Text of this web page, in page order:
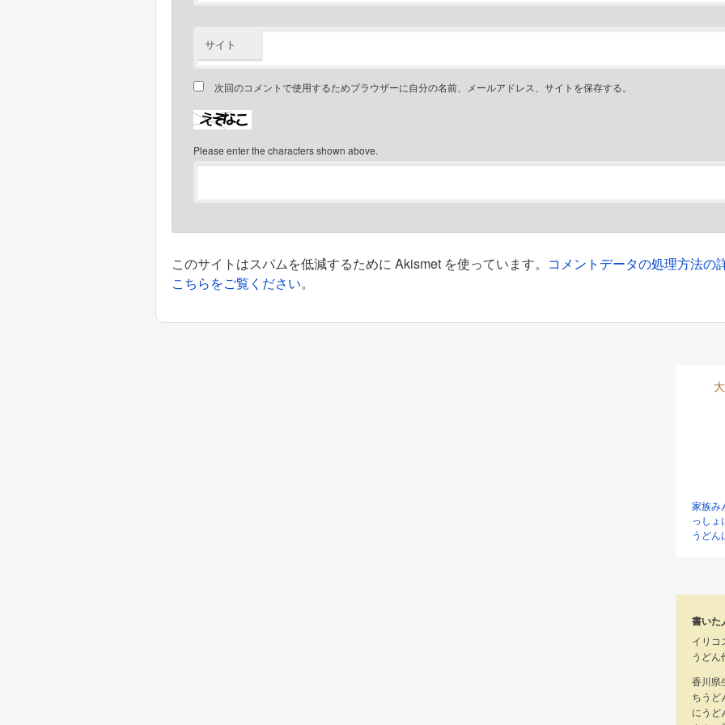
サイト
次回のコメントで使用するためブラウザーに自分の名前、メールアドレス、サイトを保存する。
Please enter the characters shown above.
このサイトはスパムを低減するために Akismet を使っています。 コメントデータの処理方法の
こちらをご覧ください。
家族み
っしょ
うどん
書いた
イリコ
うどん
香川県
ちうど
にうど